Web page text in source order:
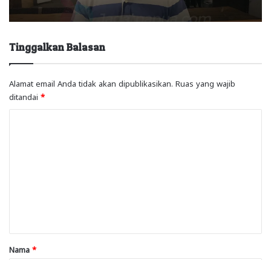
Tinggalkan Balasan
Alamat email Anda tidak akan dipublikasikan. Ruas yang wajib
ditandai *
rNama *